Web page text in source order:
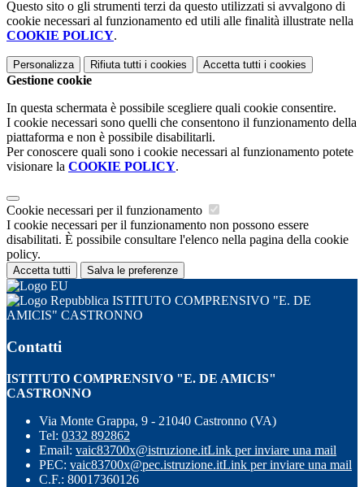
Questo sito o gli strumenti terzi da questo utilizzati si avvalgono di
cookie necessari al funzionamento ed utili alle finalità illustrate nella
COOKIE POLICY.
Personalizza Rifiuta tutti i cookies Accetta tutti i cookies
Gestione cookie
In questa schermata è possibile scegliere quali cookie consentire.
I cookie necessari sono quelli che consentono il funzionamento della
piattaforma e non è possibile disabilitarli.
Per conoscere quali sono i cookie necessari al funzionamento potete
visionare la COOKIE POLICY.
Cookie necessari per il funzionamento
I cookie necessari per il funzionamento non possono essere
disabilitati. È possibile consultare l'elenco nella pagina della cookie
policy.
Accetta tutti Salva le preferenze
ISTITUTO COMPRENSIVO "E. DE
AMICIS" CASTRONNO
Contatti
ISTITUTO COMPRENSIVO "E. DE AMICIS"
CASTRONNO
Via Monte Grappa, 9 - 21040 Castronno (VA)
Tel: 0332 892862
Email: vaic83700x@istruzione.itLink per inviare una mail
PEC: vaic83700x@pec.istruzione.itLink per inviare una mail
C.F.: 80017360126